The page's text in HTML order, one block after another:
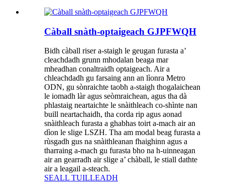
Càball snàth-optaigeach GJPFWQH
Bidh càball riser a-staigh le geugan furasta a’
cleachdadh grunn mhodalan beaga mar
mheadhan conaltraidh optaigeach. Air a
chleachdadh gu farsaing ann an lìonra Metro
ODN, gu sònraichte taobh a-staigh thogalaichean
le iomadh làr agus seòmraichean, agus tha dà
phlastaig neartaichte le snàithleach co-shìnte nan
buill neartachaidh, tha corda rip agus aonad
snàithleach furasta a ghabhas toirt a-mach air an
dìon le slige LSZH. Tha am modal beag furasta a
rùsgadh gus na snàithleanan fhaighinn agus a
tharraing a-mach gu furasta bho na h-uinneagan
air an gearradh air slige a’ chàball, le stiall dathte
air a leagail a-steach.
SEALL TUILLEADH